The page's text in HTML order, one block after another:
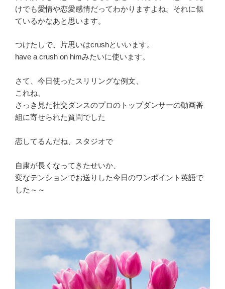
けでも愛情や恋愛感情だってわかりますよね。それに似
ているかなあと思います。
つけたしで、片思いはcrushといいます。
have a crush on himみたいに使います。
さて、今日使ったスリリングな例文、
これね、
さっき見た社交ダンスのプロのトップダンサーの動画番
組に寄せられた質問でした
恋してるんだね、スタジオで
自粛が長くなってきたせいか、
変なテンションでお送りした今日のワンポイント英語で
した～～